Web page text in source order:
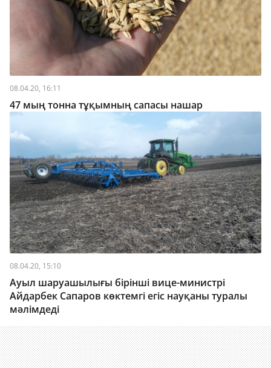
08.04.20, 16:11
47 мың тонна тұқымның сапасы нашар
08.04.20, 15:10
Ауыл шаруашылығы бірінші вице-министрі
Айдарбек Сапаров көктемгі егіс науқаны туралы
мәлімдеді